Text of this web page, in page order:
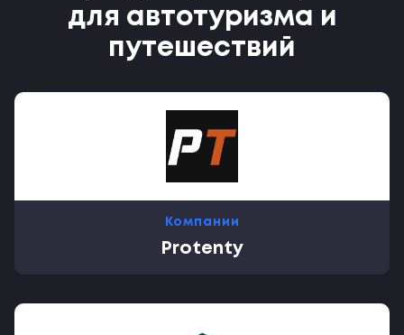
для автотуризма и
путешествий
Компании
Protenty